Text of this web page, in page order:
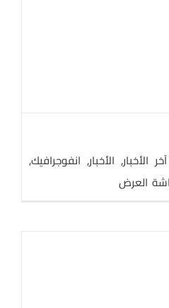
آخر الأخبار, الأخبار, انفوجرافيك,
العرض